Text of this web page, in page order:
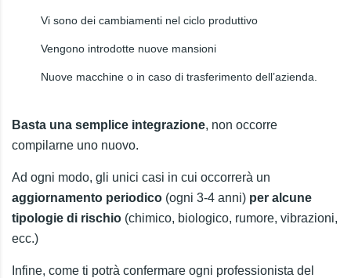
Vi sono dei cambiamenti nel ciclo produttivo
Vengono introdotte nuove mansioni
Nuove macchine o in caso di trasferimento dell’azienda.
Basta una semplice integrazione, non occorre
compilarne uno nuovo.
Ad ogni modo, gli unici casi in cui occorrerà un
aggiornamento periodico (ogni 3-4 anni) per alcune
tipologie di rischio (chimico, biologico, rumore, vibrazioni,
ecc.)
Infine, come ti potrà confermare ogni professionista del